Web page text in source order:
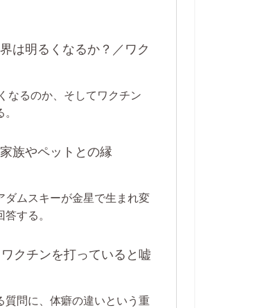
は明るくなるか？／ワク
なるのか、そしてワクチン
族やペットとの縁
ダムスキーが金星で生まれ変
する。
クチンを打っていると嘘
質問に、体癖の違いという重